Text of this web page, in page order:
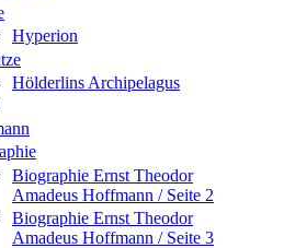
Hyperion
Hölderlins Archipelagus
Biographie Ernst Theodor
Amadeus Hoffmann / Seite 2
Biographie Ernst Theodor
Amadeus Hoffmann / Seite 3